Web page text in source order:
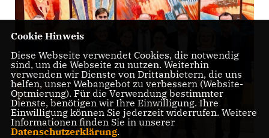
Cookie Hinweis
Diese Webseite verwendet Cookies, die notwendig
sind, um die Webseite zu nutzen. Weiterhin
verwenden wir Dienste von Drittanbietern, die uns
helfen, unser Webangebot zu verbessern (Website-
Optmierung). Für die Verwendung bestimmter
Dienste, benötigen wir Ihre Einwilligung. Ihre
Einwilligung können Sie jederzeit widerrufen. Weitere
Informationen finden Sie in unserer
Datenschutzerklärung.